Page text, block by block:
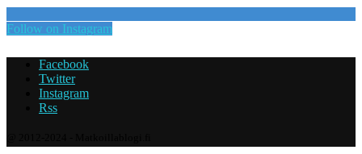
Follow on Instagram
Facebook
Twitter
Instagram
Rss